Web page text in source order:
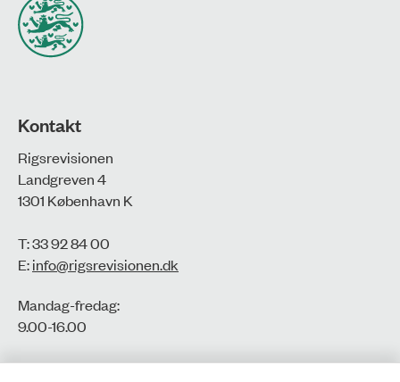
Kontakt
Rigsrevisionen
Landgreven 4
1301 København K
T: 33 92 84 00
E:info@rigsrevisionen.dk
Mandag-fredag:
9.00-16.00​
CVR-nr.: 77806113